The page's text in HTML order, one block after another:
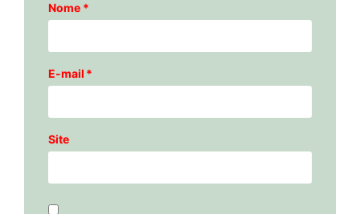
Nome *
E-mail *
Site